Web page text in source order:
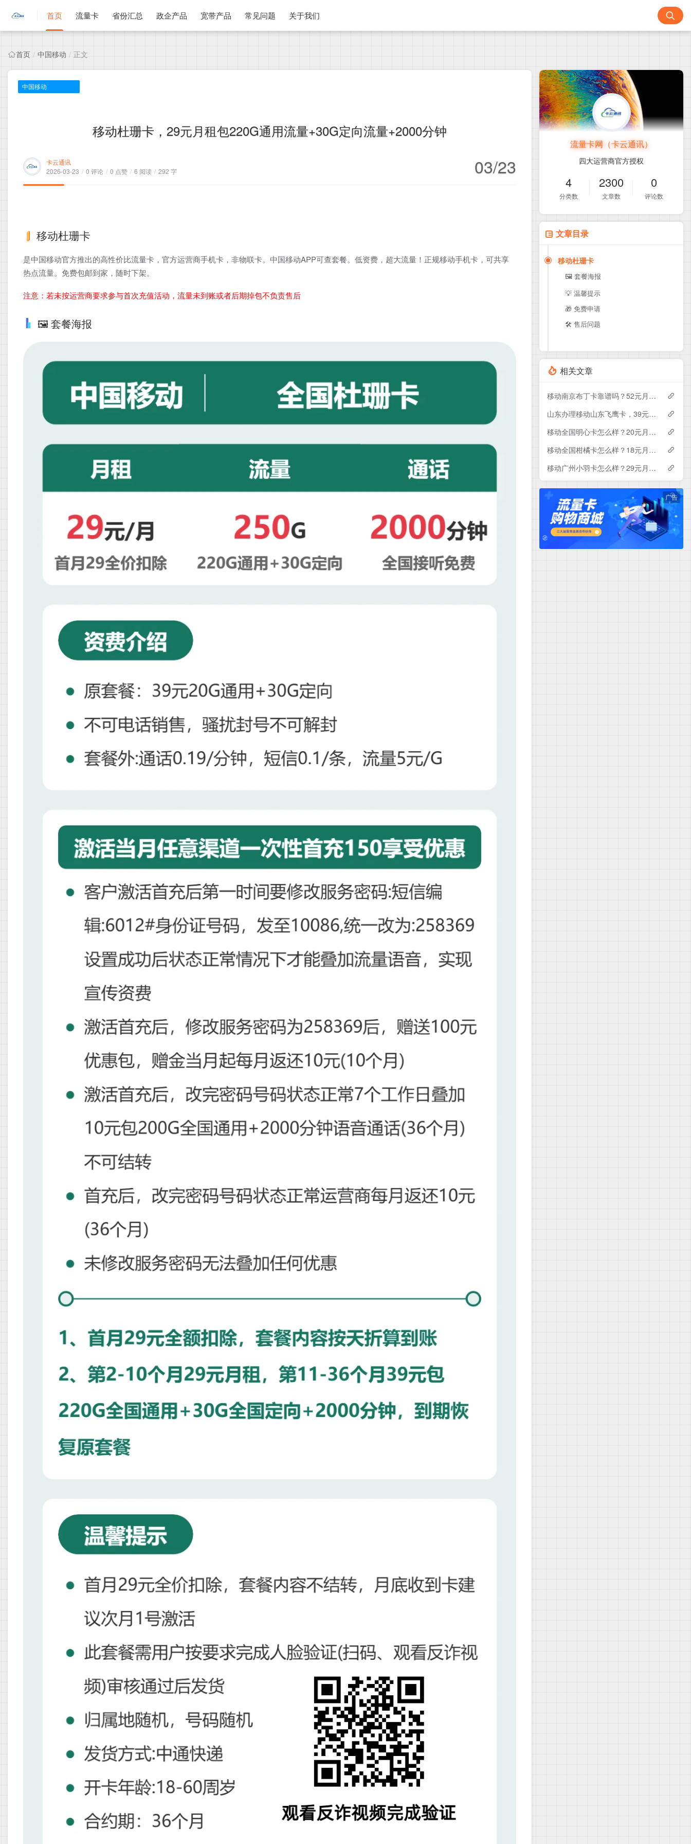
首页 流量卡 省份汇总 政企产品 宽带产品 常见问题 关于我们
首页 / 中国移动 / 正文
中国移动
移动杜珊卡，29元月租包220G通用流量+30G定向流量+2000分钟
卡云通讯
2026-03-23 / 0 评论 / 0 点赞 / 6 阅读 / 292 字 03/23
移动杜珊卡
是中国移动官方推出的高性价比流量卡，官方运营商手机卡，非物联卡。中国移动APP可查套餐。低资费，超大流量！正规移动手机卡，可共享
热点流量。免费包邮到家，随时下架。
注意：若未按运营商要求参与首次充值活动，流量未到账或者后期掉包不负责售后
🖼️ 套餐海报
流量卡网（卡云通讯）
四大运营商官方授权
4
分类数
2300
文章数
0
评论数
文章目录
移动杜珊卡
🖼️ 套餐海报
💡 温馨提示
🎁 免费申请
🛠️ 售后问题
相关文章
移动南京布丁卡靠谱吗？52元月租包110G+200分钟实测分享
山东办理移动山东飞鹰卡，39元月租包100G+300分钟
移动全国明心卡怎么样？20元月租包350G+200分钟+会员——移动流量卡测评
移动全国柑橘卡怎么样？18元月租包160G+100分钟+会员——移动流量卡测评
移动广州小羽卡怎么样？29元月租包150G+100分钟+会员——移动流量卡测评
广告